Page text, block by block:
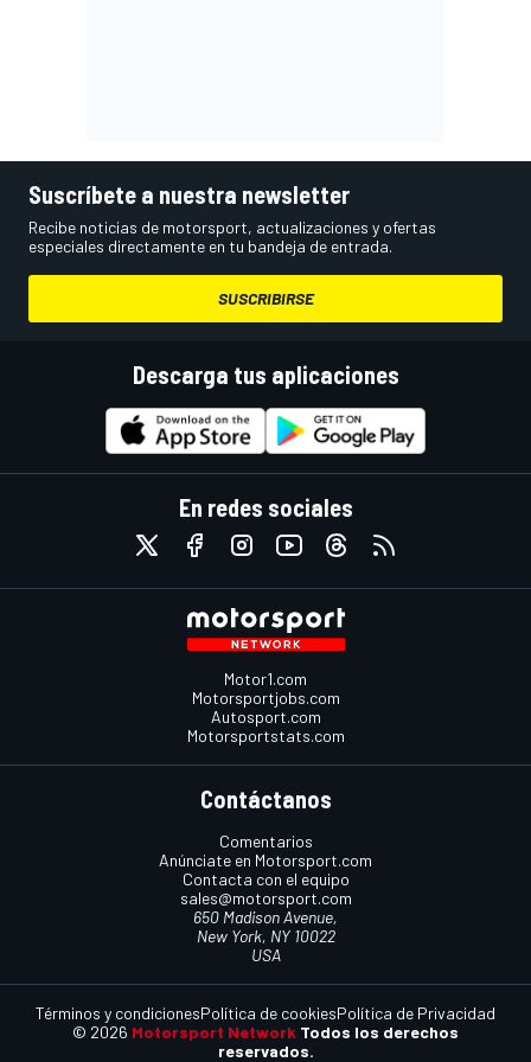
Suscríbete a nuestra newsletter
Recibe noticias de motorsport, actualizaciones y ofertas
especiales directamente en tu bandeja de entrada.
SUSCRIBIRSE
Descarga tus aplicaciones
En redes sociales
Motor1.com
Motorsportjobs.com
Autosport.com
Motorsportstats.com
Contáctanos
Comentarios
Anúnciate en Motorsport.com
Contacta con el equipo
sales@motorsport.com
650 Madison Avenue,
New York, NY 10022
USA
© 2026 Motorsport Network Todos los derechos
reservados.
Términos y condicionesPolítica de cookiesPolítica de Privacidad